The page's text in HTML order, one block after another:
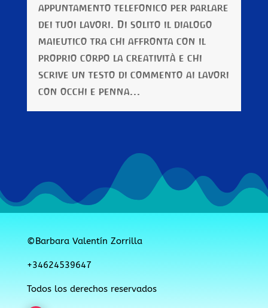
appuntamento telefonico per parlare
dei tuoi lavori. Di solito il dialogo
maieutico tra chi affronta con il
proprio corpo la creatività e chi
scrive un testo di commento ai lavori
con occhi e penna...
©Barbara Valentín Zorrilla
+34624539647
Todos los derechos reservados